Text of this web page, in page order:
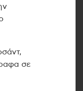
σε